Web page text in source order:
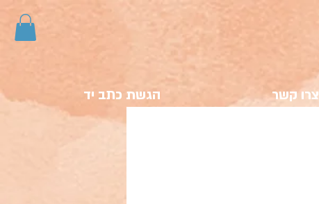
הגשת כתב יד צרו קשר